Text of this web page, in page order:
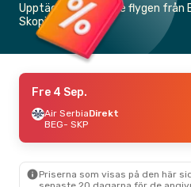
Upptäck de billigaste flygen från
Skopje
Fre 4 Sep.
Air SerbiaDirekt
BEG- SKP
Priserna som visas på den här